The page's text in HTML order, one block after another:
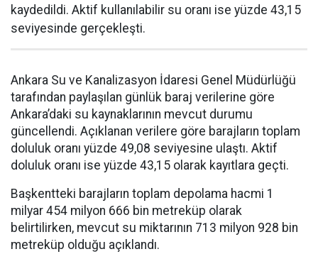
kaydedildi. Aktif kullanılabilir su oranı ise yüzde 43,15
seviyesinde gerçekleşti.
Ankara Su ve Kanalizasyon İdaresi Genel Müdürlüğü
tarafından paylaşılan günlük baraj verilerine göre
Ankara’daki su kaynaklarının mevcut durumu
güncellendi. Açıklanan verilere göre barajların toplam
doluluk oranı yüzde 49,08 seviyesine ulaştı. Aktif
doluluk oranı ise yüzde 43,15 olarak kayıtlara geçti.
Başkentteki barajların toplam depolama hacmi 1
milyar 454 milyon 666 bin metreküp olarak
belirtilirken, mevcut su miktarının 713 milyon 928 bin
metreküp olduğu açıklandı.